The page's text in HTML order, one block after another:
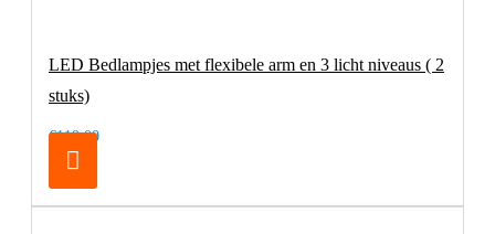
LED Bedlampjes met flexibele arm en 3 licht niveaus ( 2
stuks)
€119,00